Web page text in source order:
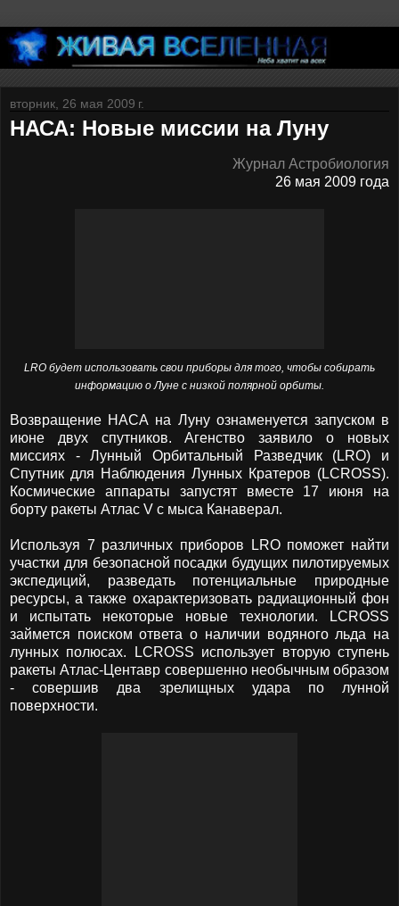
вторник, 26 мая 2009 г.
НАСА: Новые миссии на Луну
Журнал Астробиология
26 мая 2009 года
LRO будет использовать свои приборы для того, чтобы собирать
информацию о Луне с низкой полярной орбиты.
Возвращение НАСА на Луну ознаменуется запуском в
июне двух спутников. Агенство заявило о новых
миссиях - Лунный Орбитальный Разведчик (LRO) и
Спутник для Наблюдения Лунных Кратеров (LCROSS).
Космические аппараты запустят вместе 17 июня на
борту ракеты Атлас V с мыса Канаверал.
Используя 7 различных приборов LRO поможет найти
участки для безопасной посадки будущих пилотируемых
экспедиций, разведать потенциальные природные
ресурсы, а также охарактеризовать радиационный фон
и испытать некоторые новые технологии. LCROSS
займется поиском ответа о наличии водяного льда на
лунных полюсах. LCROSS использует вторую ступень
ракеты Атлас-Центавр совершенно необычным образом
- совершив два зрелищных удара по лунной
поверхности.